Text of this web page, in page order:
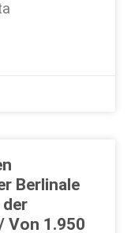
Berlinale
Von 1.950